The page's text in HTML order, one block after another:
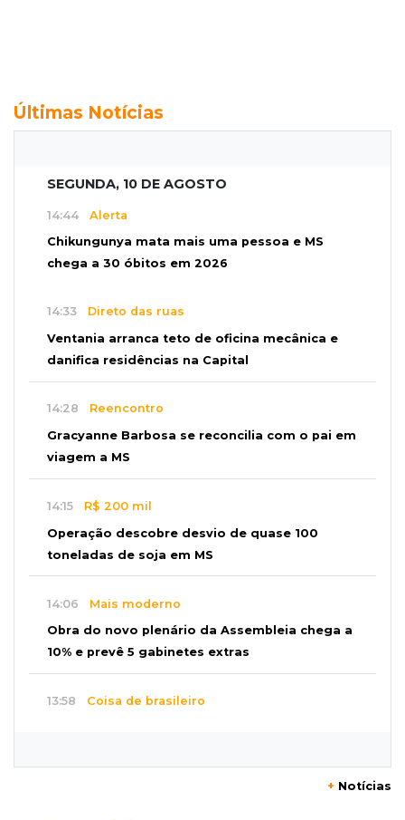
Últimas Notícias
SEGUNDA, 10 DE AGOSTO
14:44 Alerta
Chikungunya mata mais uma pessoa e MS
chega a 30 óbitos em 2026
14:33 Direto das ruas
Ventania arranca teto de oficina mecânica e
danifica residências na Capital
14:28 Reencontro
Gracyanne Barbosa se reconcilia com o pai em
viagem a MS
14:15 R$ 200 mil
Operação descobre desvio de quase 100
toneladas de soja em MS
14:06 Mais moderno
Obra do novo plenário da Assembleia chega a
10% e prevê 5 gabinetes extras
13:58 Coisa de brasileiro
+ Notícias